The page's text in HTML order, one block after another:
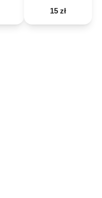
15 zł